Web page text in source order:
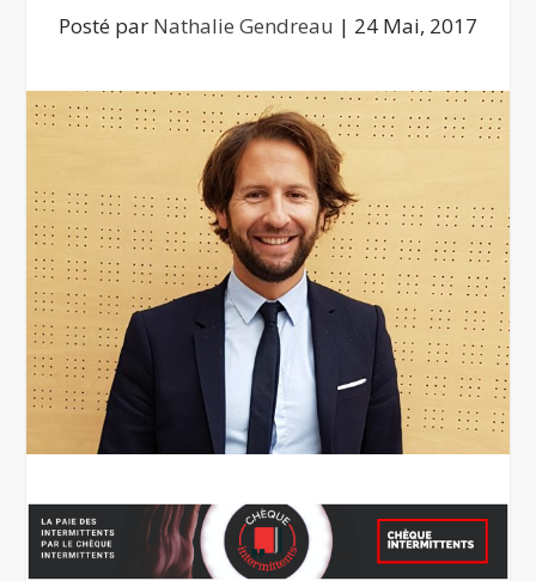
Posté par Nathalie Gendreau | 24 Mai, 2017